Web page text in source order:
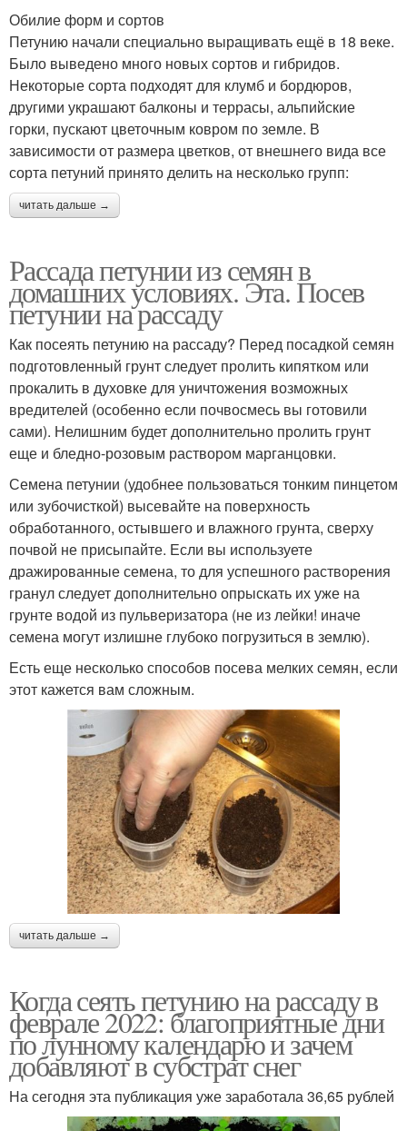
Обилие форм и сортов
Петунию начали специально выращивать ещё в 18 веке.
Было выведено много новых сортов и гибридов.
Некоторые сорта подходят для клумб и бордюров,
другими украшают балконы и террасы, альпийские
горки, пускают цветочным ковром по земле. В
зависимости от размера цветков, от внешнего вида все
сорта петуний принято делить на несколько групп:
читать дальше →
Рассада петунии из семян в
домашних условиях. Эта. Посев
петунии на рассаду
Как посеять петунию на рассаду? Перед посадкой семян
подготовленный грунт следует пролить кипятком или
прокалить в духовке для уничтожения возможных
вредителей (особенно если почвосмесь вы готовили
сами). Нелишним будет дополнительно пролить грунт
еще и бледно-розовым раствором марганцовки.
Семена петунии (удобнее пользоваться тонким пинцетом
или зубочисткой) высевайте на поверхность
обработанного, остывшего и влажного грунта, сверху
почвой не присыпайте. Если вы используете
дражированные семена, то для успешного растворения
гранул следует дополнительно опрыскать их уже на
грунте водой из пульверизатора (не из лейки! иначе
семена могут излишне глубоко погрузиться в землю).
Есть еще несколько способов посева мелких семян, если
этот кажется вам сложным.
читать дальше →
Когда сеять петунию на рассаду в
феврале 2022: благоприятные дни
по лунному календарю и зачем
добавляют в субстрат снег
На сегодня эта публикация уже заработала 36,65 рублей